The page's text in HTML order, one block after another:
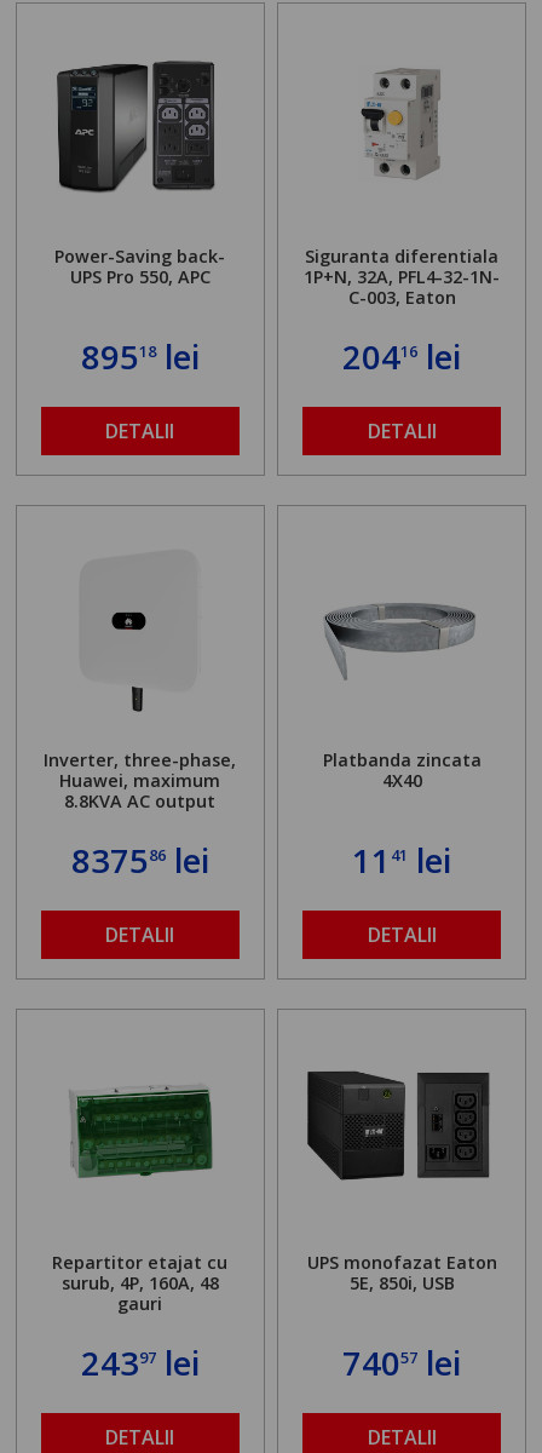
Power-Saving back-
UPS Pro 550, APC
89518lei
DETALII
Siguranta diferentiala
1P+N, 32A, PFL4-32-1N-
C-003, Eaton
20416 lei
DETALII
Inverter, three-phase,
Huawei, maximum
8.8KVA AC output
837586lei
DETALII
Platbanda zincata
4X40
11 41 lei
DETALII
Repartitor etajat cu
surub, 4P, 160A, 48
gauri
24397lei
DETALII
UPS monofazat Eaton
5E, 850i, USB
74057 lei
DETALII